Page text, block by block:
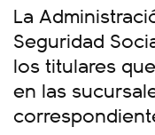
La
Seguridad
los titulares
en las